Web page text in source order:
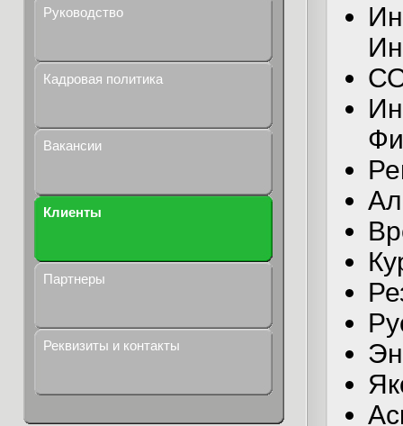
Руководство
Кадровая политика
Вакансии
Клиенты
Партнеры
Реквизиты и контакты